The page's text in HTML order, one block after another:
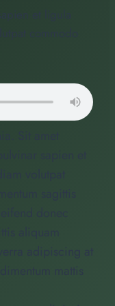
et ligula
commodo
Sit amet
sapien et
volutpat